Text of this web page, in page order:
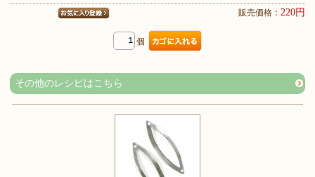
販売価格： 220円
個
その他のレシピはこちら